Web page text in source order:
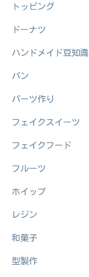
トッピング
ドーナツ
ハンドメイド豆知識
パン
パーツ作り
フェイクスイーツ
フェイクフード
フルーツ
ホイップ
レジン
和菓子
型製作